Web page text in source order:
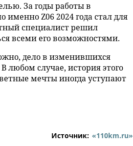
За годы работы в
Z06 2024 года стал для
специалист решил
всеми его возможностями.
дело в изменившихся
любом случае, история этого
мечты иногда уступают
Источник: «110km.ru»